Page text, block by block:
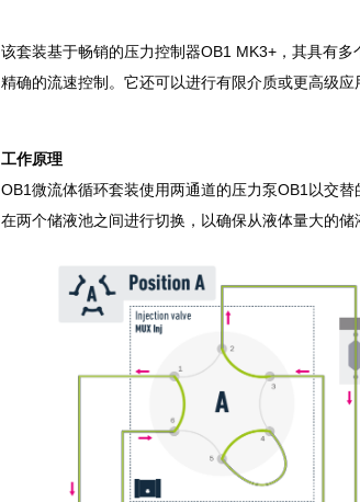
该套装基于畅销的压力控制器OB1 MK3+，其具有
精确的流速控制。它还可以进行有限介质或更高级
工作原理
OB1微流体循环套装使用两通道的压力泵OB1以交
在两个储液池之间进行切换，以确保从液体量大的储